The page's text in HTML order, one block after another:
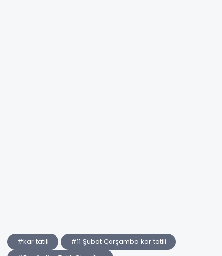
#kar tatili
#11 Şubat Çarşamba kar tatili